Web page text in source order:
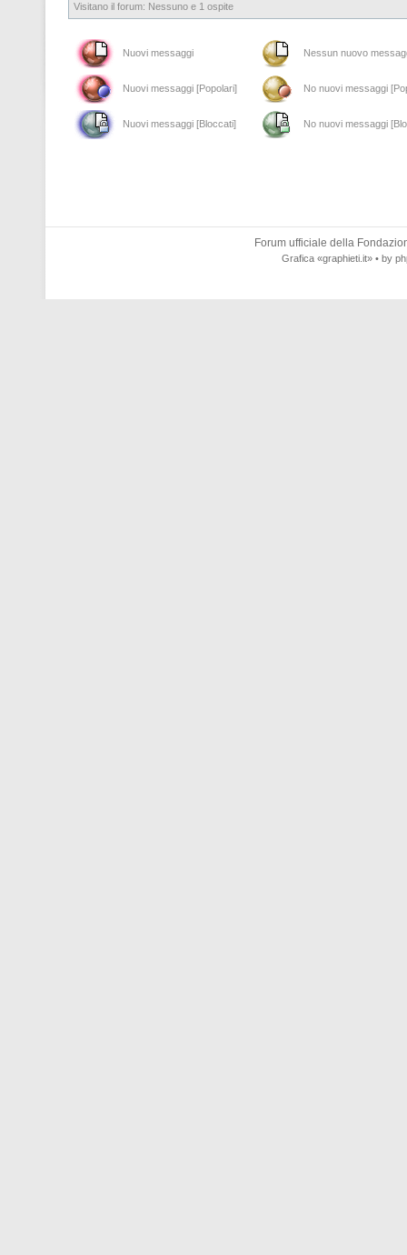
Visitano il forum: Nessuno e 1 ospite
Nuovi messaggi Nessun nuovo
Nuovi messaggi [Popolari] No nuovi messaggi
Nuovi messaggi [Bloccati] No nuovi messaggi
Forum ufficiale della
Grafica «graphieti.it» • by